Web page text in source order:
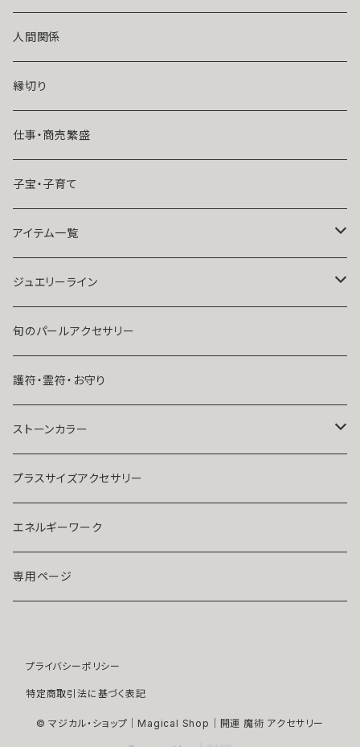
風水師さくら
魔術師恋雪
魔術師N.Kelly
魔術師Sara Serendipity
祈祷師澪央
ユタ玉城陽
ライバルの居る恋（略奪したい）
年齢差のある恋（年上・年下）
マンネリ気味の恋
遠距離
復縁したい・取り戻したい愛情
人に言えない関係
出会いが欲しい
結婚したい
人気運・モテる
人間関係
縁切り
仕事・商売繁盛
子宝・子育て
アイテム一覧
ネックレス
ブレスレット・アンクレット
リング
イヤリング・ピアス
ストラップ・キーホルダー
マスクピアス
ブローチ
開運アイテム
浄化アイテム
ジュエリーライン
Ｋ１０
K１４
Ｋ１８
プラチナ
ダイヤモンド
モアサナイト
パール
旬のパールアクセサリー
護符・霊符・お守り
ストーンカラー
クリア
ブルー
レッド
ピンク
イエロー
プラスサイズアクセサリー
エネルギーワーク
専用ページ
プライバシーポリシー
特定商取引法に基づく表記
© マジカル・ショップ｜Magical Shop｜開運 魔術 アクセサリー